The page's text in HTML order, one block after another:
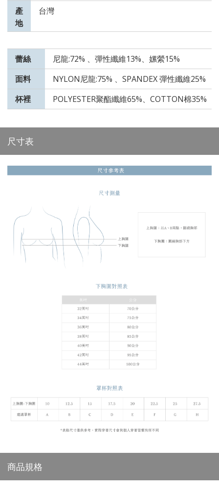
產
地
台灣
蕾絲
尼龍:72% 、彈性纖維13%、嫘縈15%
面料
NYLON尼龍:75% 、SPANDEX 彈性纖維25%
杯裡
POLYESTER聚酯纖維65%、COTTON棉35%
尺寸表
商品規格